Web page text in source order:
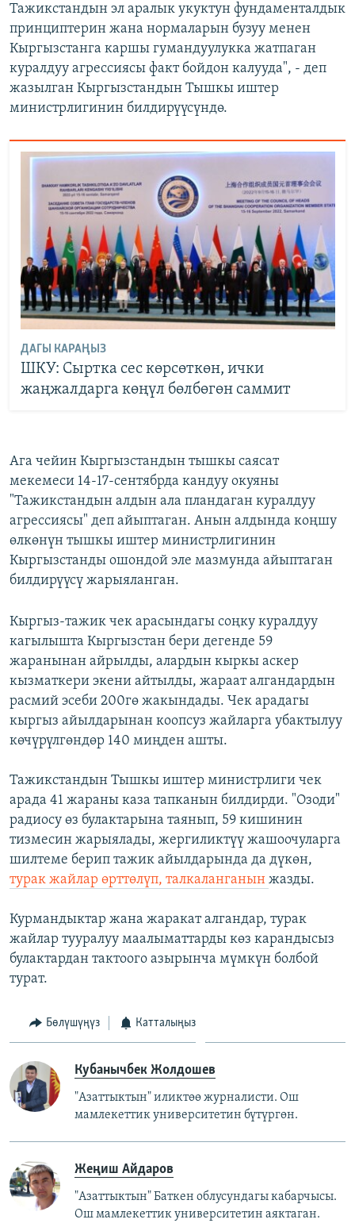
Тажикстандын эл аралык укуктун фундаменталдык
принциптерин жана нормаларын бузуу менен
Кыргызстанга каршы гумандуулукка жатпаган
куралдуу агрессиясы факт бойдон калууда", - деп
жазылган Кыргызстандын Тышкы иштер
министрлигинин билдирүүсүндө.
ДАГЫ КАРАҢЫЗ
ШКУ: Сыртка сес көрсөткөн, ички
жаңжалдарга көңүл бөлбөгөн саммит
Ага чейин Кыргызстандын тышкы саясат
мекемеси 14-17-сентябрда кандуу окуяны
"Тажикстандын алдын ала пландаган куралдуу
агрессиясы" деп айыптаган. Анын алдында коңшу
өлкөнүн тышкы иштер министрлигинин
Кыргызстанды ошондой эле мазмунда айыптаган
билдирүүсү жарыяланган.
Кыргыз-тажик чек арасындагы соңку куралдуу
кагылышта Кыргызстан бери дегенде 59
жаранынан айрылды, алардын кыркы аскер
кызматкери экени айтылды, жараат алгандардын
расмий эсеби 200гө жакындады. Чек арадагы
кыргыз айылдарынан коопсуз жайларга убактылуу
көчүрүлгөндөр 140 миңден ашты.
Тажикстандын Тышкы иштер министрлиги чек
арада 41 жараны каза тапканын билдирди. "Озоди"
радиосу өз булактарына таянып, 59 кишинин
тизмесин жарыялады, жергиликтүү жашоочуларга
шилтеме берип тажик айылдарында да дүкөн,
турак жайлар өрттөлүп, талкаланганын жазды.
Курмандыктар жана жаракат алгандар, турак
жайлар тууралуу маалыматтарды көз карандысыз
булактардан тактоого азырынча мүмкүн болбой
турат.
Бөлүшүңүз Катталыңыз
Кубанычбек Жолдошев
"Азаттыктын" иликтөө журналисти. Ош
мамлекеттик университетин бүтүргөн.
Жеңиш Айдаров
"Азаттыктын" Баткен облусундагы кабарчысы.
Ош мамлекеттик университетин аяктаган.